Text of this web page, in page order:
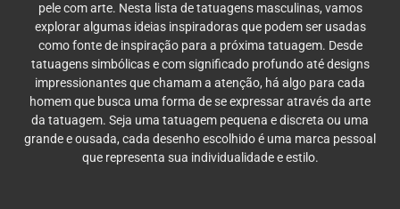
pele com arte. Nesta lista de tatuagens masculinas, vamos
explorar algumas ideias inspiradoras que podem ser usadas
como fonte de inspiração para a próxima tatuagem. Desde
tatuagens simbólicas e com significado profundo até designs
impressionantes que chamam a atenção, há algo para cada
homem que busca uma forma de se expressar através da arte
da tatuagem. Seja uma tatuagem pequena e discreta ou uma
grande e ousada, cada desenho escolhido é uma marca pessoal
que representa sua individualidade e estilo.